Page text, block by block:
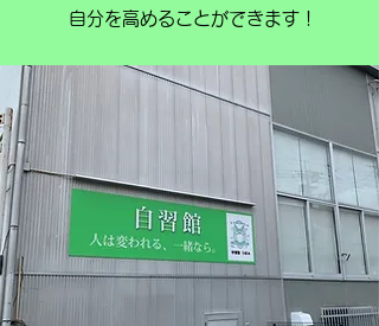
自分を高めることができます！